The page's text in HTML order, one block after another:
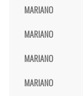
MARIANO
MARIANO
MARIANO
MARIANO